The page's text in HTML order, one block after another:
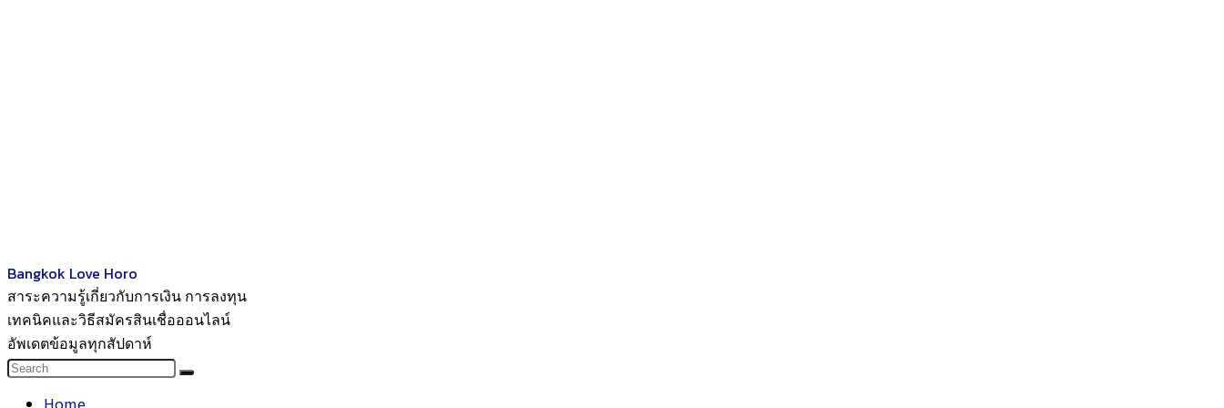
Bangkok Love Horo
สาระความรู้เกี่ยวกับการเงิน การลงทุน
เทคนิคและวิธีสมัครสินเชื่อออนไลน์
อัพเดตข้อมูลทุกสัปดาห์
Home